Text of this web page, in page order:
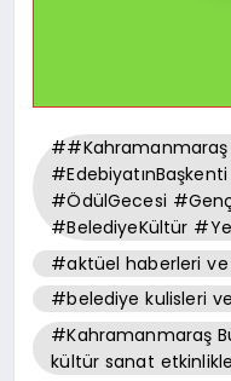
##Kahramanmaraş
#ÖdülGecesi
#BelediyeKültür
#aktüel haberleri
#belediye kulisleri
#Kahramanmaraş
kültür sanat